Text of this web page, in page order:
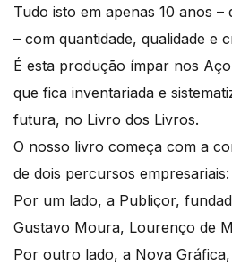
Tudo isto em apenas 10 anos
– com quantidade, qualidade e
É esta produção ímpar nos
que fica inventariada e
futura, no Livro dos Livros.
O nosso livro começa com a
de dois percursos empresariais:
Por um lado, a Publiçor,
Gustavo Moura, Lourenço de
Por outro lado, a Nova